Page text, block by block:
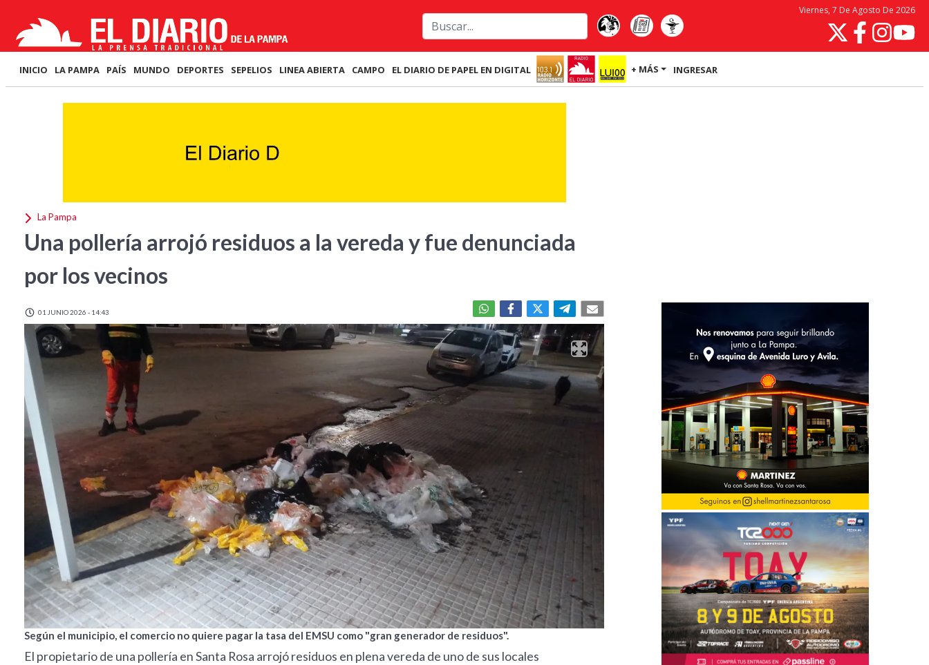
Viernes, 7 De Agosto De 2026
INICIO LA PAMPA PAÍS MUNDO DEPORTES SEPELIOS LINEA ABIERTA CAMPO EL DIARIO DE PAPEL EN DIGITAL + MÁS INGRESAR
La Pampa
Una pollería arrojó residuos a la vereda y fue denunciada
por los vecinos
01 JUNIO 2026 - 14:43
Según el municipio, el comercio no quiere pagar la tasa del EMSU como "gran generador de residuos".
El propietario de una pollería en Santa Rosa arrojó residuos en plena vereda de uno de sus locales